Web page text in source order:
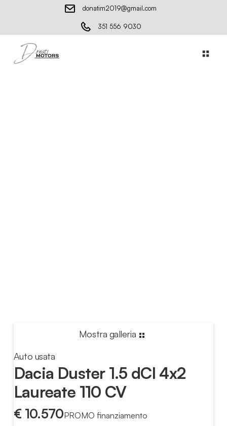
donatim2019@gmail.com
351 556 9030
Mostra galleria
Auto usata
Dacia Duster 1.5 dCI 4x2
Laureate 110 CV
€ 10.570PROMO finanziamento